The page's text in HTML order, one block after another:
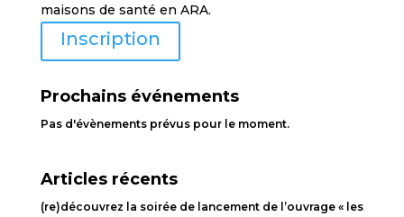
maisons de santé en ARA.
Inscription
Prochains événements
Pas d'évènements prévus pour le moment.
Articles récents
(re)découvrez la soirée de lancement de l’ouvrage « les